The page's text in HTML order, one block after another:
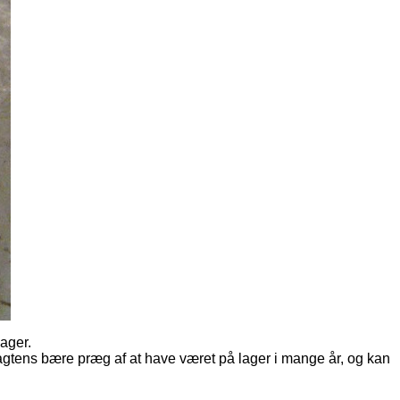
bære præg af at have været på lager i mange år, og kan